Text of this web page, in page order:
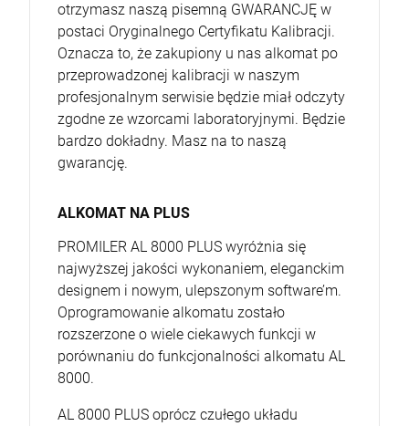
otrzymasz naszą pisemną GWARANCJĘ w
postaci Oryginalnego Certyfikatu Kalibracji.
Oznacza to, że zakupiony u nas alkomat po
przeprowadzonej kalibracji w naszym
profesjonalnym serwisie będzie miał odczyty
zgodne ze wzorcami laboratoryjnymi. Będzie
bardzo dokładny. Masz na to naszą
gwarancję.
ALKOMAT NA PLUS
PROMILER AL 8000 PLUS wyróżnia się
najwyższej jakości wykonaniem, eleganckim
designem i nowym, ulepszonym software’m.
Oprogramowanie alkomatu zostało
rozszerzone o wiele ciekawych funkcji w
porównaniu do funkcjonalności alkomatu AL
8000.
AL 8000 PLUS oprócz czułego układu